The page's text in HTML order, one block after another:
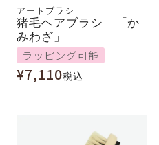
アートブラシ
猪毛ヘアブラシ 「か
みわざ」
ラッピング可能
¥7,110税込